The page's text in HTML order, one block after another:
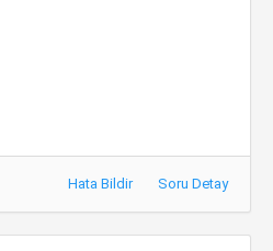
Hata Bildir Soru Detay